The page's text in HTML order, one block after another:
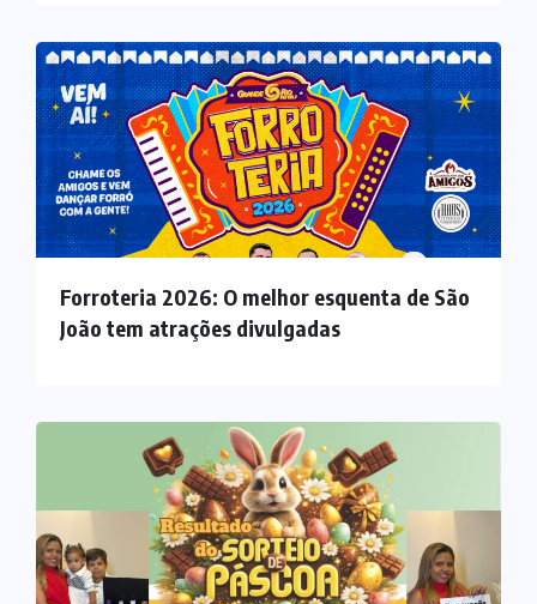
Forroteria 2026: O melhor esquenta de São
João tem atrações divulgadas